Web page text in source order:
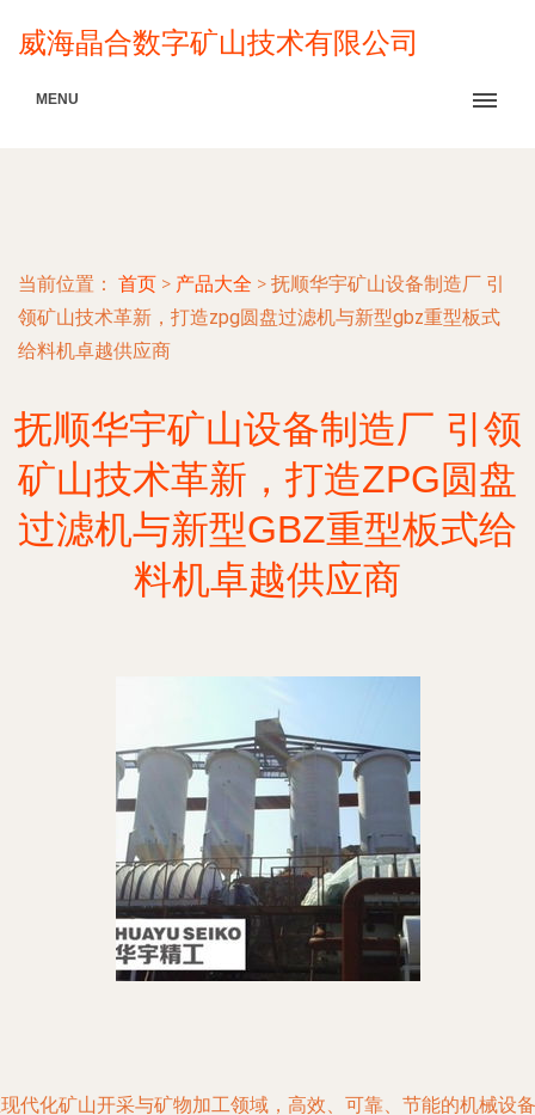
威海晶合数字矿山技术有限公司
MENU
当前位置： 首页 > 产品大全 > 抚顺华宇矿山设备制造厂 引
领矿山技术革新，打造zpg圆盘过滤机与新型gbz重型板式
给料机卓越供应商
抚顺华宇矿山设备制造厂 引领
矿山技术革新，打造ZPG圆盘
过滤机与新型GBZ重型板式给
料机卓越供应商
代化矿山开采与矿物加工领域，高效、可靠、节能的机械设备